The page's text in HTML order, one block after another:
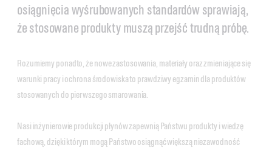
osiągnięcia wyśrubowanych standardów sprawiają,
że stosowane produkty muszą przejść trudną próbę.
Rozumiemy ponadto, że nowe zastosowania, materiały oraz zmieniające się
warunki pracy i ochrona środowiska to prawdziwy egzamin dla produktów
stosowanych do pierwszego smarowania.
Nasi inżynierowie produkcji płynów zapewnią Państwu produkty i wiedzę
fachową, dzięki którym mogą Państwo osiągnąć większą niezawodność